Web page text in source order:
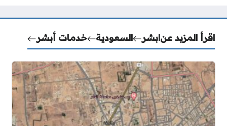
اقرأ المزيد عنابشر السعودية خدمات أبشر